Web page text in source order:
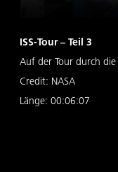
ISS-Tour – Teil 3
Auf der Tour durch
Credit: NASA
Länge: 00:06:07